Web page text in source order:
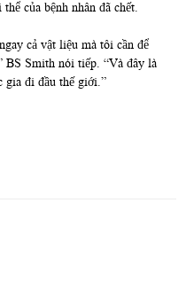
của bệnh nhân đã chết.
cả vật liệu mà tôi cần để
BS Smith nói tiếp. “Và đây là
gia đi đầu thế giới.”